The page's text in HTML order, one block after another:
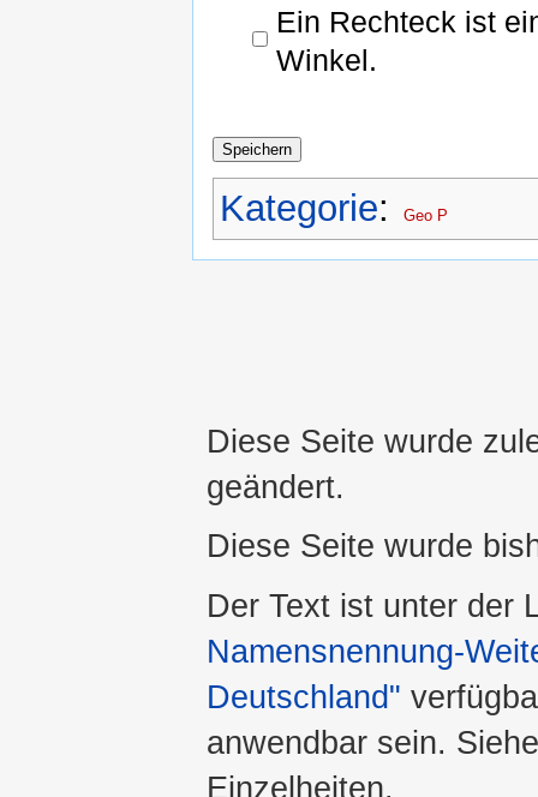
Ein Rechteck ist
Winkel.
Kategorie: Geo P
Diese Seite wurde
geändert.
Diese Seite wurde
Der Text ist unter der
Namensnennung-
Deutschland"
anwendbar sein.
Einzelheiten.